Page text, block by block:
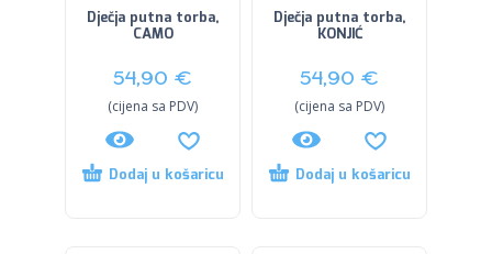
Dječja putna torba,
CAMO
54,90 €
(cijena sa PDV)
Dodaj u košaricu
Dječja putna torba,
KONJIĆ
54,90 €
(cijena sa PDV)
Dodaj u košaricu